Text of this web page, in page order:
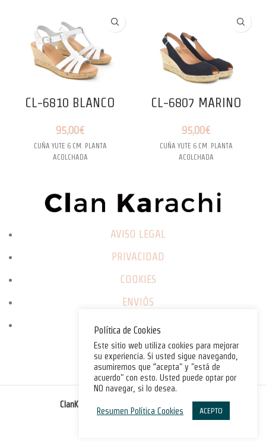
CL-6810 BLANCO
95,00€
CUÑA YUTE 6 CM. PLANTA
ACOLCHADA
CL-6807 MARINO
95,00€
CUÑA YUTE 6 CM. PLANTA
ACOLCHADA
AVISO LEGAL
PRIVACIDAD
COOKIES
ENVIÓS
CAMBIOS / DEVOLUCIONES
ClanKarachi.com . All rights reserved.©
Política de Cookies
Este sitio web utiliza cookies para mejorar
su experiencia. Si usted sigue navegando,
asumiremos que “acepta" y "está de
acuerdo" con esto. Usted puede optar por
NO navegar, si lo desea.
Resumen Política Cookies ACEPTO